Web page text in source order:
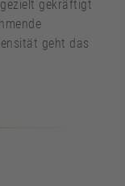
gekräftigt
geht das